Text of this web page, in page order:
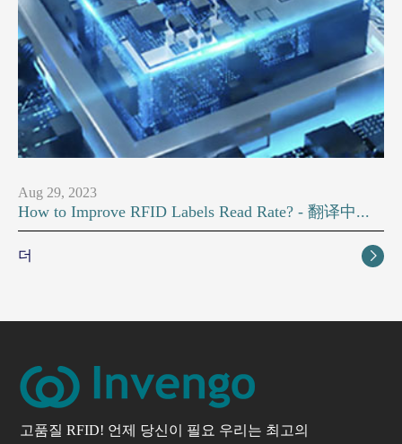
Aug 29, 2023
How to Improve RFID Labels Read Rate? - 翻译中...
더 
고품질 RFID! 언제 당신이 필요 우리는 최고의